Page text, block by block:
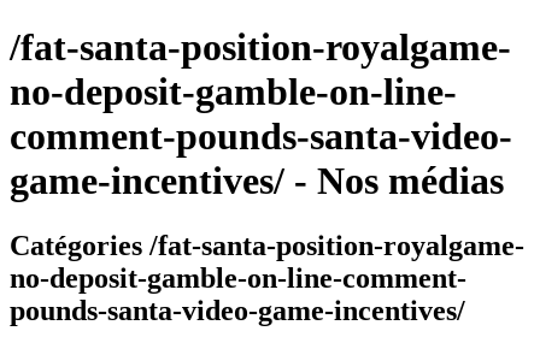
/fat-santa-position-royalgame-
no-deposit-gamble-on-line-
comment-pounds-santa-video-
game-incentives/ - Nos médias
Catégories /fat-santa-position-royalgame-
no-deposit-gamble-on-line-comment-
pounds-santa-video-game-incentives/